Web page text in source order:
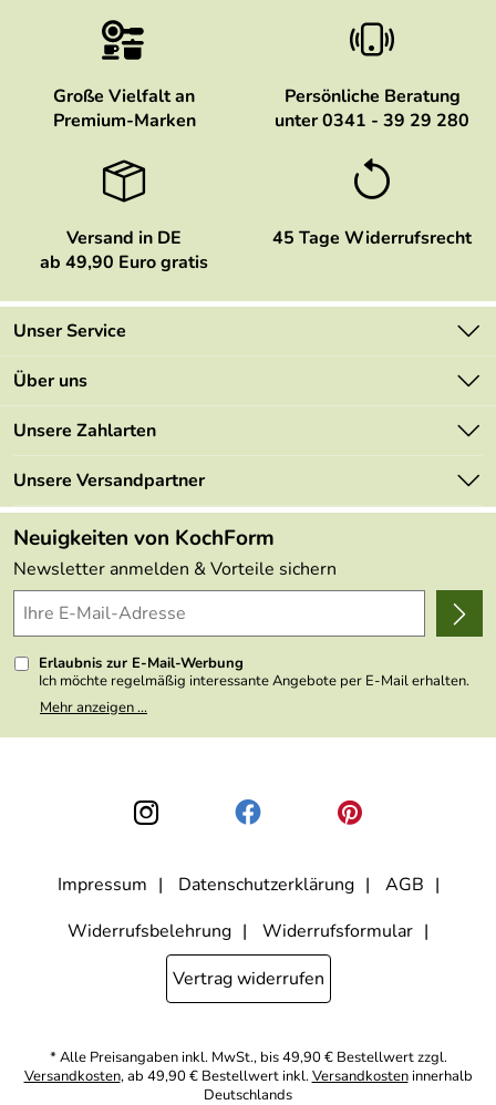
Große Vielfalt an
Premium-Marken
Persönliche Beratung
unter 0341 - 39 29 280
Versand in DE
ab 49,90 Euro gratis
45 Tage Widerrufsrecht
Unser Service
Kontakt
Mehrwertsteuerfrei
Retourenportal
FAQs
Lieferbedingungen
Delivery Terms
Kundenlogin
Über uns
Marken
Angebote
Made in Germany
Themen
Wir über uns
Presse
Unsere Zahlarten
Unsere Versandpartner
Neuigkeiten von KochForm
Newsletter anmelden & Vorteile sichern
Erlaubnis zur E-Mail-Werbung
Ich möchte regelmäßig interessante Angebote per E-Mail erhalten.
Meine E-Mail-Adresse wird nicht an andere Unternehmen
weitergegeben. Zu statistischen Zwecken wird in anonymer Form
den Link "Abmelden" am Ende des Newsletters anklicke oder die
Option Newsletter im Mitgliederbereich deaktiviere. Die
Datenschutzerklärung
habe ich zur Kenntnis genommen.
Mehr anzeigen ...
Impressum Datenschutzerklärung
AGB
Widerrufsbelehrung
Widerrufsformular
Vertrag widerrufen
* Alle Preisangaben inkl. MwSt., bis 49,90 € Bestellwert zzgl.
Versandkosten, ab 49,90 € Bestellwert inkl.Versandkosteninnerhalb
Deutschlands